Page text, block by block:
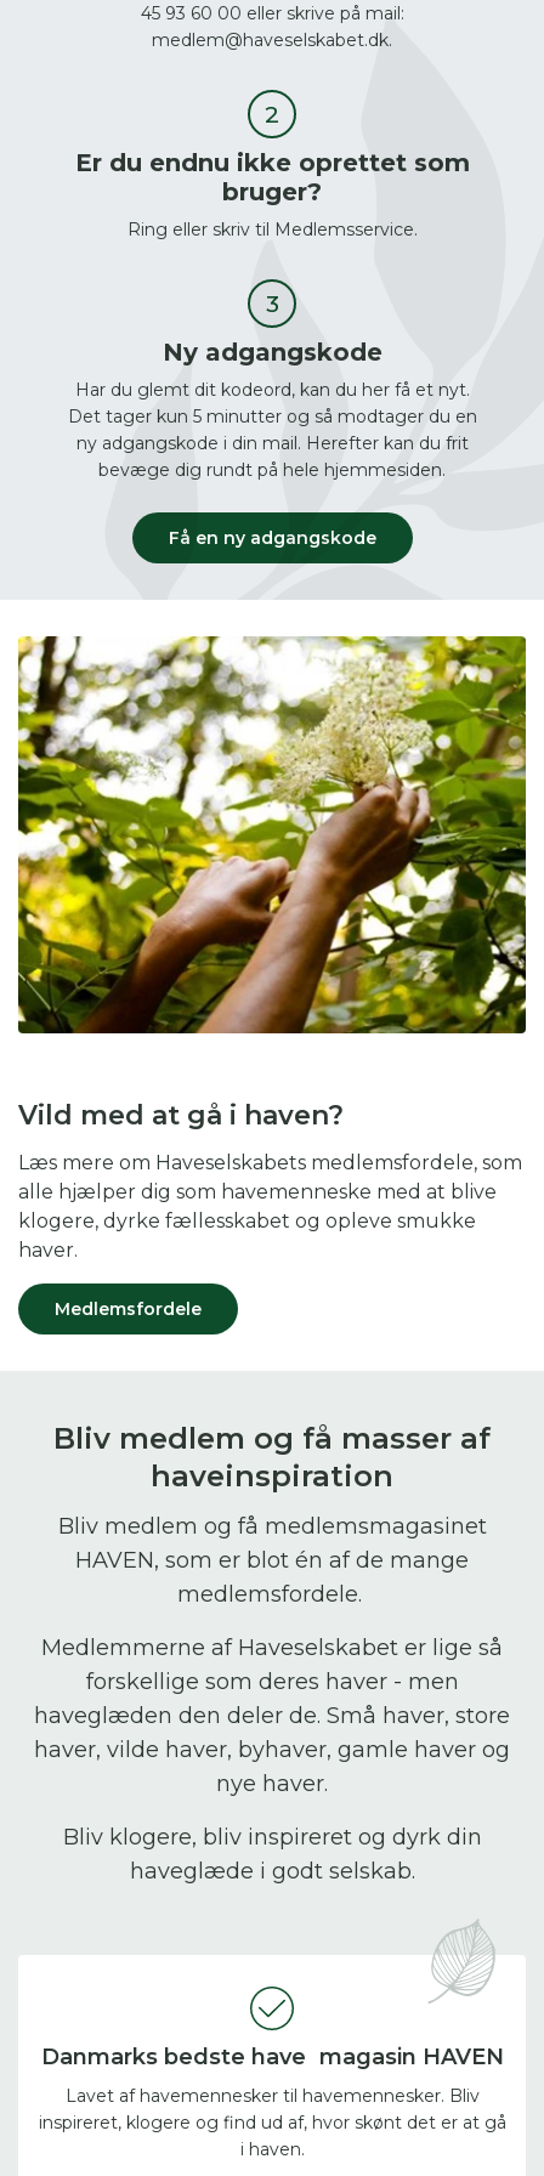
45 93 60 00 eller skrive på mail:
medlem@haveselskabet.dk.
Er du endnu ikke oprettet som
bruger?
Ring eller skriv til Medlemsservice.
Ny adgangskode
Har du glemt dit kodeord, kan du her få et nyt.
Det tager kun 5 minutter og så modtager du en
ny adgangskode i din mail. Herefter kan du frit
bevæge dig rundt på hele hjemmesiden.
Få en ny adgangskode
Vild med at gå i haven?
Læs mere om Haveselskabets medlemsfordele, som
alle hjælper dig som havemenneske med at blive
klogere, dyrke fællesskabet og opleve smukke
haver.
Medlemsfordele
Bliv medlem og få masser af
haveinspiration
Bliv medlem og få medlemsmagasinet
HAVEN, som er blot én af de mange
medlemsfordele.
Medlemmerne af Haveselskabet er lige så
forskellige som deres haver - men
haveglæden den deler de. Små haver, store
haver, vilde haver, byhaver, gamle haver og
nye haver.
Bliv klogere, bliv inspireret og dyrk din
haveglæde i godt selskab.
Danmarks bedste have magasin HAVEN
Lavet af havemennesker til havemennesker. Bliv
inspireret, klogere og find ud af, hvor skønt det er at gå
i haven.